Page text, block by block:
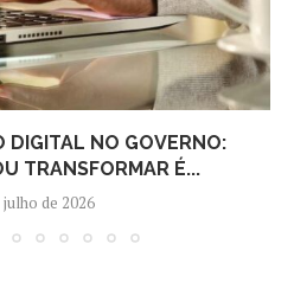
DIGITAL NO GOVERNO:
TRANSFORMAR É...
julho de 2026